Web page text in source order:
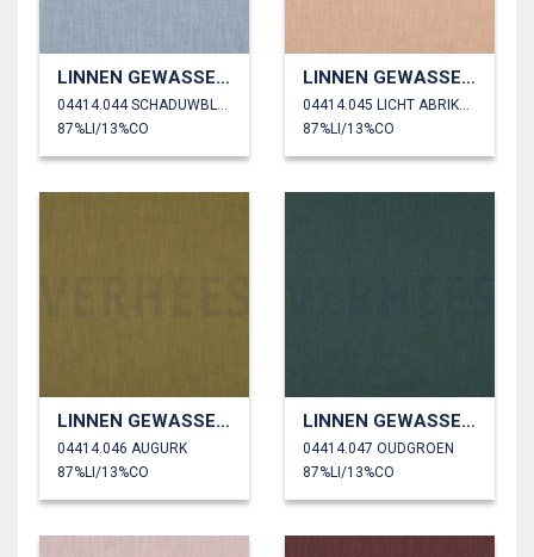
LINNEN GEWASSEN 230 GM2
04414.044 SCHADUWBLAUW
87%LI/13%CO
LINNEN GEWASSEN 230 GM2
04414.045 LICHT ABRIKOOS
87%LI/13%CO
LINNEN GEWASSEN 230 GM2
04414.046 AUGURK
87%LI/13%CO
LINNEN GEWASSEN 230 GM2
04414.047 OUDGROEN
87%LI/13%CO